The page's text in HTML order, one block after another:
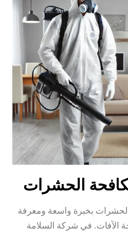
الحشرات
بخبرة واسعة ومعرفة
الآفات. في شركة السلامة